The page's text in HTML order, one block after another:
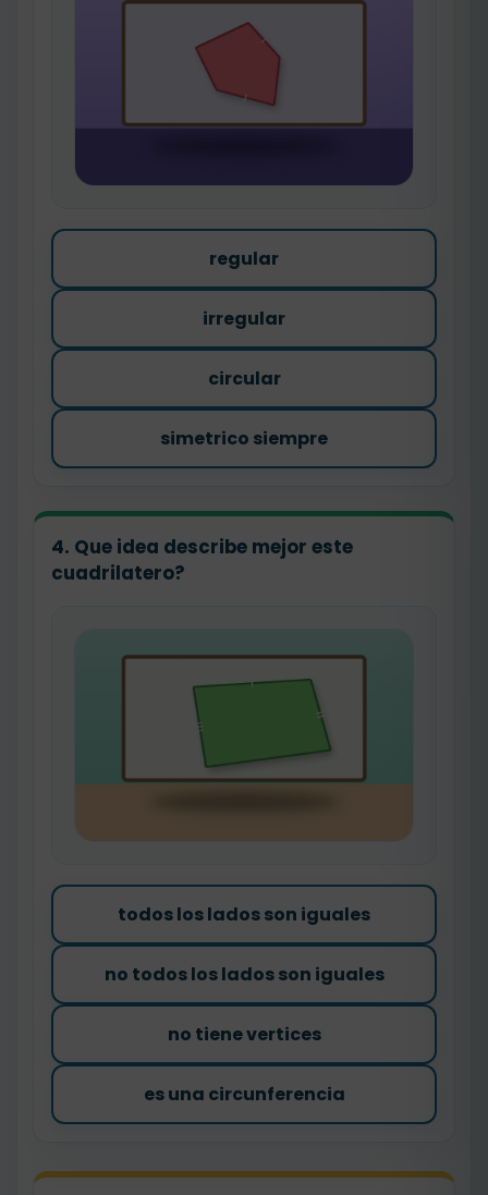
regular
irregular
circular
simetrico siempre
4. Que idea describe mejor este
cuadrilatero?
todos los lados son iguales
no todos los lados son iguales
no tiene vertices
es una circunferencia